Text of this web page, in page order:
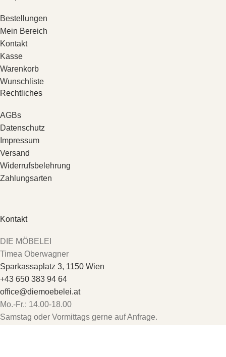
Bestellungen
Mein Bereich
Kontakt
Kasse
Warenkorb
Wunschliste
Rechtliches
AGBs
Datenschutz
Impressum
Versand
Widerrufsbelehrung
Zahlungsarten
Kontakt
DIE MÖBELEI
Timea Oberwagner
Sparkassaplatz 3, 1150 Wien
+43 650 383 94 64
office@diemoebelei.at
Mo.-Fr.: 14.00-18.00
Samstag oder Vormittags gerne auf Anfrage.